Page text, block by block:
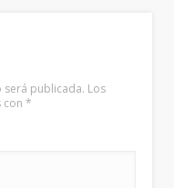
publicada. Los
con*